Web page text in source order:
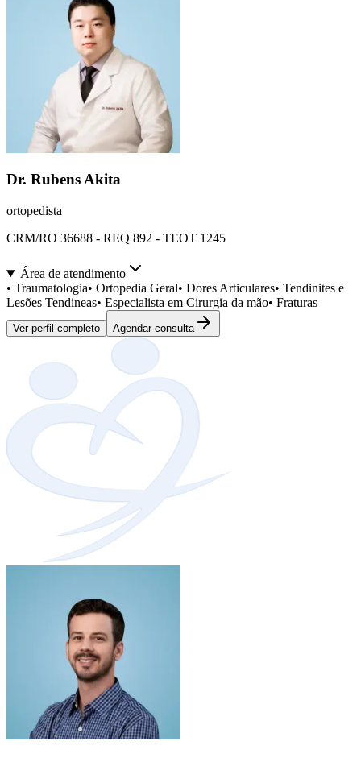
Dr. Rubens Akita
ortopedista
CRM/RO 36688 - REQ 892 - TEOT 1245
Área de atendimento
• Traumatologia• Ortopedia Geral• Dores Articulares• Tendinites e
Lesões Tendineas• Especialista em Cirurgia da mão• Fraturas
Ver perfil completo Agendar consulta